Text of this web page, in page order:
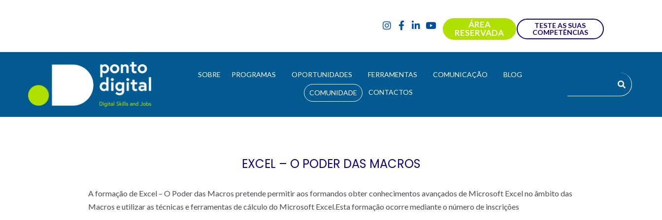
ÁREA
RESERVADA
TESTE AS SUAS
COMPETÊNCIAS
SOBRE PROGRAMAS OPORTUNIDADES FERRAMENTAS COMUNICAÇÃO BLOG
COMUNIDADE CONTACTOS
EXCEL – O PODER DAS MACROS
A formação de Excel – O Poder das Macros pretende permitir aos formandos obter conhecimentos avançados de Microsoft Excel no âmbito das
Macros e utilizar as técnicas e ferramentas de cálculo do Microsoft Excel.Esta formação ocorre mediante o número de inscrições